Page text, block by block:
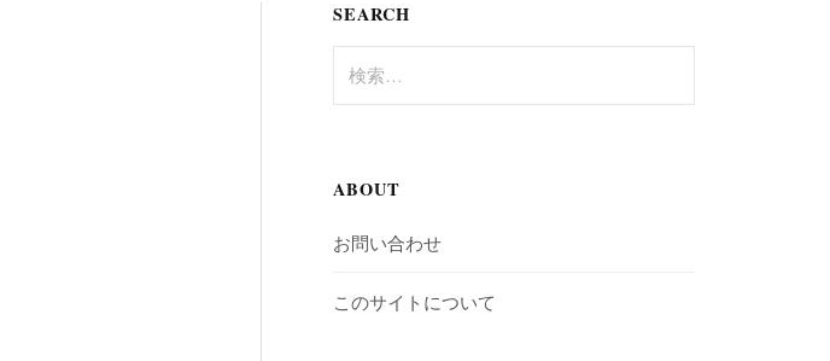
SEARCH
索:
ABOUT
お問い合わせ
このサイトについて